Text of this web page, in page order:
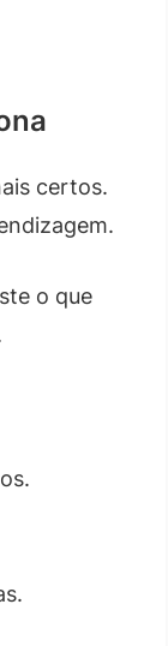
certos.
o que